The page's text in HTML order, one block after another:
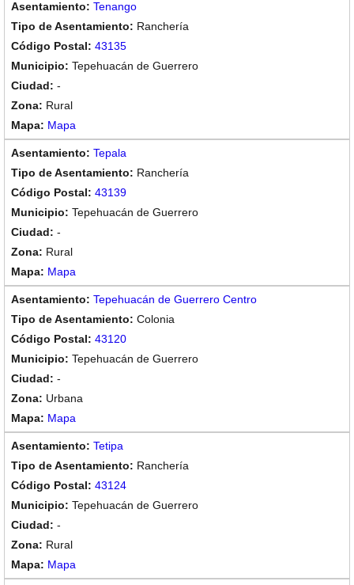
Tenango
Ranchería
43135
Tepehuacán de Guerrero
-
Rural
Mapa
Tepala
Ranchería
43139
Tepehuacán de Guerrero
-
Rural
Mapa
Tepehuacán de Guerrero Centro
Colonia
43120
Tepehuacán de Guerrero
-
Urbana
Mapa
Tetipa
Ranchería
43124
Tepehuacán de Guerrero
-
Rural
Mapa